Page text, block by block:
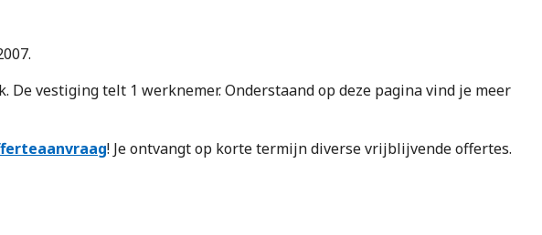
De vestiging telt 1 werknemer. Onderstaand op deze pagina vind je meer
! Je ontvangt op korte termijn diverse vrijblijvende offertes.